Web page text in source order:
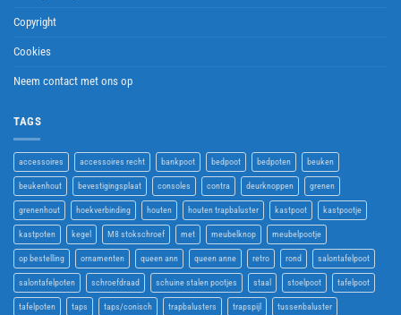
Copyright
Cookies
Neem contact met ons op
TAGS
accessoires accessoires recht bankpoot bedpoot bedpoten beuken
beukenhout bevestigingsplaat consoles contra deurknoppen grenen
grenenhout hoekverbinding houten houten trapbaluster kastpoot kastpootje
kastpoten kegel M8 stokschroef met meubelknop meubelpootje
op bestelling ornamenten queen ann queen anne retro rond salontafelpoot
salontafelpoten schroefdraad schuine stalen pootjes staal stoelpoot tafelpoot
tafelpoten taps taps/conisch trapbalusters trapspijl tussenbaluster